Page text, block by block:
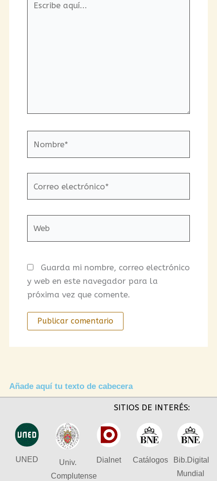
electrónico*
Guarda mi nombre, correo electrónico
y web en este navegador para la
próxima vez que comente.
Añade aquí tu texto de cabecera
SITIOS DE INTERÉS:
UNED
Univ.
Complutense
Dialnet Catálogos
Bib.Digital
Mundial